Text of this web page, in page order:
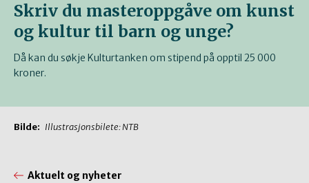
Skriv du masteroppgåve om kunst
og kultur til barn og unge?
Då kan du søkje Kulturtanken om stipend på opptil 25 000
kroner.
Bilde: Illustrasjonsbilete: NTB
Aktuelt og nyheter